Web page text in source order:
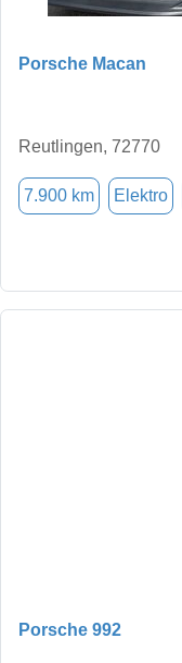
Porsche Macan
Reutlingen, 72770
7.900 km Elektro
Porsche 992